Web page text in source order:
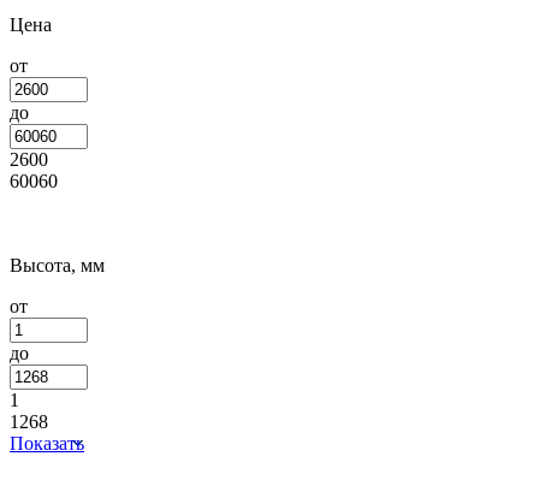
Цена
от
до
2600
60060
Высота, мм
от
до
1
1268
Показать